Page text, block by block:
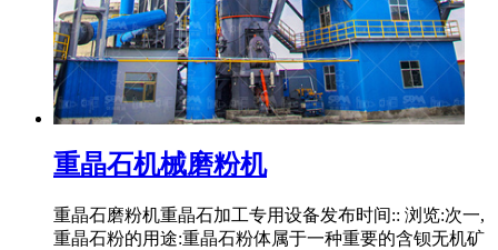
重晶石机械磨粉机
重晶石磨粉机重晶石加工专用设备发布时间:: 浏览:次一,
重晶石粉的用途:重晶石粉体属于一种重要的含钡无机矿